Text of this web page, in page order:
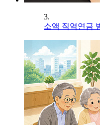
3.
소액 직역연금